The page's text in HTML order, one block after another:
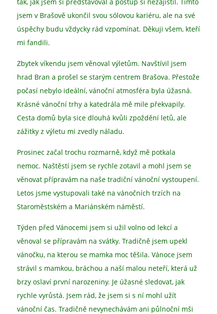
jsem v Brašově ukončil svou sólovou kariéru, ale na své
úspěchy budu vždycky rád vzpomínat. Děkuji všem, kteří
mi fandili.
Zbytek víkendu jsem věnoval výletům. Navštívil jsem
hrad Bran a prošel se starým centrem Brašova. Přestože
počasí nebylo ideální, vánoční atmosféra byla úžasná.
Krásné vánoční trhy a katedrála mě mile překvapily.
Cesta domů byla sice dlouhá kvůli zpoždění letů, ale
zážitky z výletu mi zvedly náladu.
Prosinec začal trochu rozmarně, když mě potkala
nemoc. Naštěstí jsem se rychle zotavil a mohl jsem se
věnovat přípravám na naše tradiční vánoční vystoupení.
Letos jsme vystupovali také na vánočních trzích na
Staroměstském a Mariánském náměstí.
Týden před Vánocemi jsem si užil volno od lekcí a
věnoval se přípravám na svátky. Tradičně jsem upekl
vánočku, na kterou se mamka moc těšila. Vánoce jsem
strávil s mamkou, bráchou a naší malou neteří, která už
brzy oslaví první narozeniny. Je úžasné sledovat, jak
rychle vyrůstá. Jsem rád, že jsem si s ní mohl užít
vánoční čas. Tradičně nevynechávám ani půlnoční mši